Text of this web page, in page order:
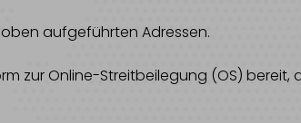
aufgeführten Adressen.
zur Online-Streitbeilegung (OS) bereit,